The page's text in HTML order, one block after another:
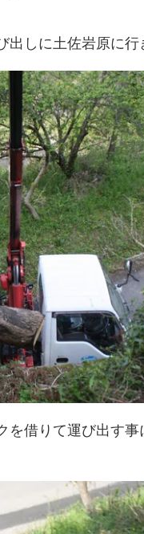
しに土佐岩原に行
を借りて運び出す事